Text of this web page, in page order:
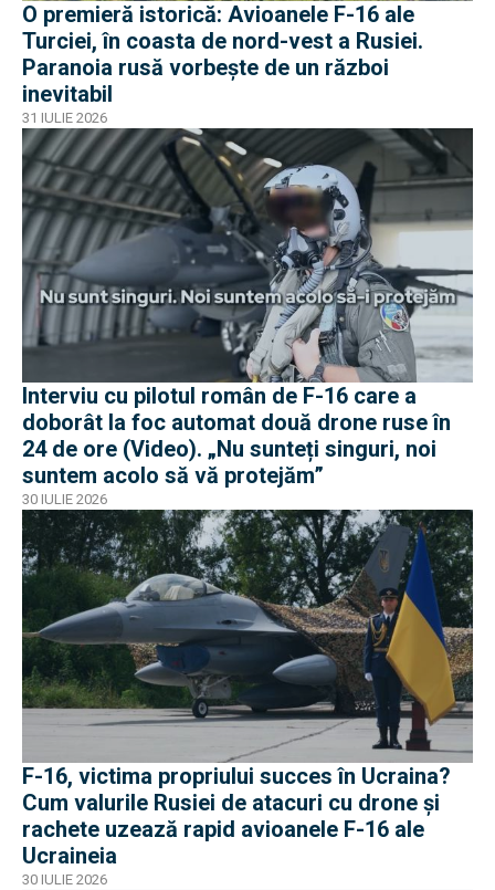
O premieră istorică: Avioanele F-16 ale
Turciei, în coasta de nord-vest a Rusiei.
Paranoia rusă vorbește de un război
inevitabil
31 IULIE 2026
Interviu cu pilotul român de F-16 care a
doborât la foc automat două drone ruse în
24 de ore (Video). „Nu sunteți singuri, noi
suntem acolo să vă protejăm”
30 IULIE 2026
F-16, victima propriului succes în Ucraina?
Cum valurile Rusiei de atacuri cu drone și
rachete uzează rapid avioanele F-16 ale
Ucraineia
30 IULIE 2026